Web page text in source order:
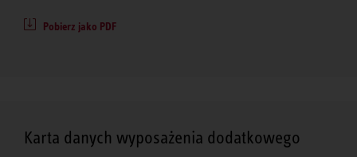
Pobierz jako PDF
Karta danych wyposażenia dodatkowego